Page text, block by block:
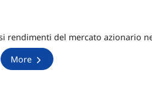
rendimenti del mercato azionario
More